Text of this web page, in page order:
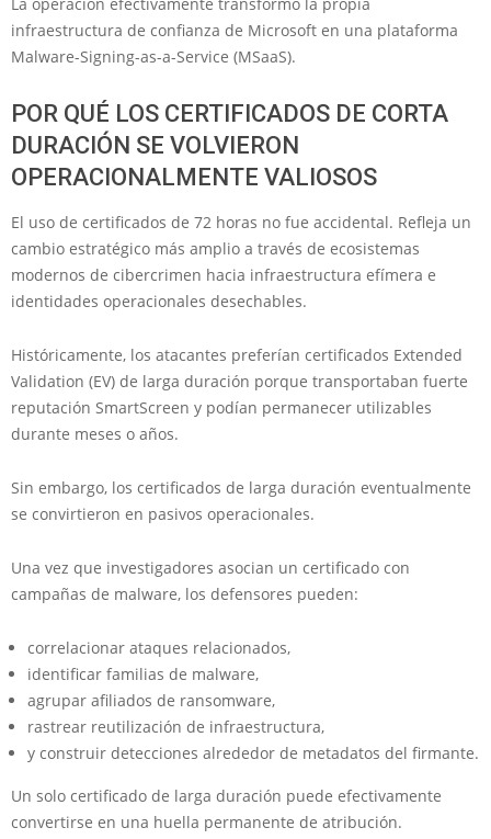
infraestructura de confianza de Microsoft en una plataforma
Malware-Signing-as-a-Service (MSaaS).
POR QUÉ LOS CERTIFICADOS DE CORTA
DURACIÓN SE VOLVIERON
OPERACIONALMENTE VALIOSOS
El uso de certificados de 72 horas no fue accidental. Refleja un
cambio estratégico más amplio a través de ecosistemas
modernos de cibercrimen hacia infraestructura efímera e
identidades operacionales desechables.
Históricamente, los atacantes preferían certificados Extended
Validation (EV) de larga duración porque transportaban fuerte
reputación SmartScreen y podían permanecer utilizables
durante meses o años.
Sin embargo, los certificados de larga duración eventualmente
se convirtieron en pasivos operacionales.
Una vez que investigadores asocian un certificado con
campañas de malware, los defensores pueden:
correlacionar ataques relacionados,
identificar familias de malware,
agrupar afiliados de ransomware,
rastrear reutilización de infraestructura,
y construir detecciones alrededor de metadatos del firmante.
Un solo certificado de larga duración puede efectivamente
convertirse en una huella permanente de atribución.